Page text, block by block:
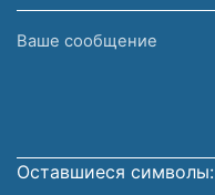
Ваше
Оставшиеся символы: